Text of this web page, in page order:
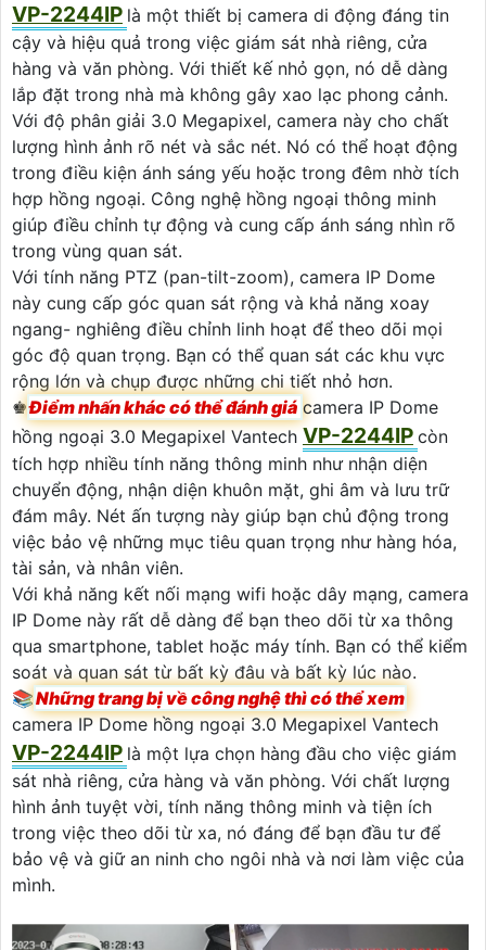
VP-2244IP là một thiết bị camera di động đáng tin
cậy và hiệu quả trong việc giám sát nhà riêng, cửa
hàng và văn phòng. Với thiết kế nhỏ gọn, nó dễ dàng
lắp đặt trong nhà mà không gây xao lạc phong cảnh.
Với độ phân giải 3.0 Megapixel, camera này cho chất
lượng hình ảnh rõ nét và sắc nét. Nó có thể hoạt động
trong điều kiện ánh sáng yếu hoặc trong đêm nhờ tích
hợp hồng ngoại. Công nghệ hồng ngoại thông minh
giúp điều chỉnh tự động và cung cấp ánh sáng nhìn rõ
trong vùng quan sát.
Với tính năng PTZ (pan-tilt-zoom), camera IP Dome
này cung cấp góc quan sát rộng và khả năng xoay
ngang- nghiêng điều chỉnh linh hoạt để theo dõi mọi
góc độ quan trọng. Bạn có thể quan sát các khu vực
rộng lớn và chụp được những chi tiết nhỏ hơn.
♚Điểm nhấn khác có thể đánh giá camera IP Dome
hồng ngoại 3.0 Megapixel Vantech VP-2244IP còn
tích hợp nhiều tính năng thông minh như nhận diện
chuyển động, nhận diện khuôn mặt, ghi âm và lưu trữ
đám mây. Nét ấn tượng này giúp bạn chủ động trong
việc bảo vệ những mục tiêu quan trọng như hàng hóa,
tài sản, và nhân viên.
Với khả năng kết nối mạng wifi hoặc dây mạng, camera
IP Dome này rất dễ dàng để bạn theo dõi từ xa thông
qua smartphone, tablet hoặc máy tính. Bạn có thể kiểm
soát và quan sát từ bất kỳ đâu và bất kỳ lúc nào.
📚Những trang bị về công nghệ thì có thể xem
camera IP Dome hồng ngoại 3.0 Megapixel Vantech
VP-2244IP là một lựa chọn hàng đầu cho việc giám
sát nhà riêng, cửa hàng và văn phòng. Với chất lượng
hình ảnh tuyệt vời, tính năng thông minh và tiện ích
trong việc theo dõi từ xa, nó đáng để bạn đầu tư để
bảo vệ và giữ an ninh cho ngôi nhà và nơi làm việc của
mình.